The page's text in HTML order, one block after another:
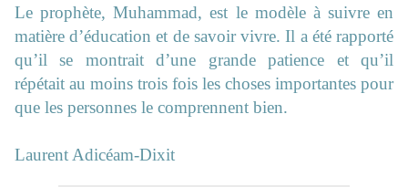
Le prophète, Muhammad, est le modèle à suivre en
matière d’éducation et de savoir vivre. Il a été rapporté
qu’il se montrait d’une grande patience et qu’il
répétait au moins trois fois les choses importantes pour
que les personnes le comprennent bien.
Laurent Adicéam-Dixit